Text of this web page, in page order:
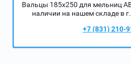
Вальцы 185х250 для мельниц
наличии на нашем складе в
+7 (831) 210-